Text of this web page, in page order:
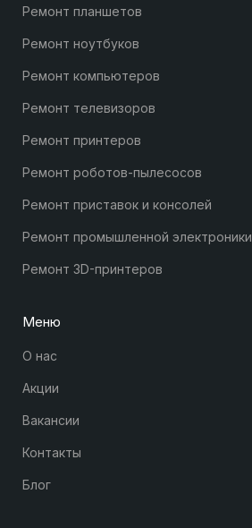
Ремонт планшетов
Ремонт ноутбуков
Ремонт компьютеров
Ремонт телевизоров
Ремонт принтеров
Ремонт роботов-пылесосов
Ремонт приставок и консолей
Ремонт промышленной электроники
Ремонт 3D-принтеров
Меню
О нас
Акции
Вакансии
Контакты
Блог